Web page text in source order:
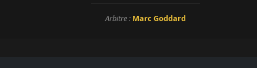
Arbitre : Marc Goddard